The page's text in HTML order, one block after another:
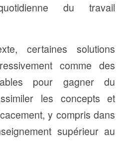
du travail
certaines solutions
comme des
pour gagner du
les concepts et
y compris dans
supérieur au